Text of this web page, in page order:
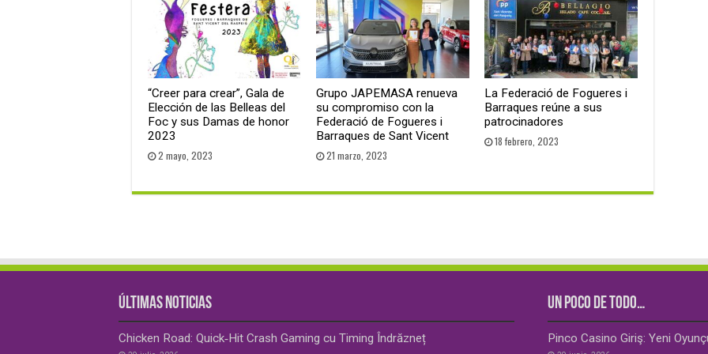
“Creer para crear”, Gala de
Elección de las Belleas del
Foc y sus Damas de honor
2023
2 mayo, 2023
Grupo JAPEMASA renueva
su compromiso con la
Federació de Fogueres i
Barraques de Sant Vicent
21 marzo, 2023
La Federació de Fogueres i
Barraques reúne a sus
patrocinadores
18 febrero, 2023
ÚLTIMAS NOTICIAS
Chicken Road: Quick‑Hit Crash Gaming cu Timing Îndrăzneț
UN POCO DE TODO…
Pinco Casino Giriş: Yeni